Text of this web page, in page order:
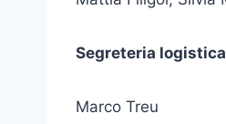
Segreteria
Marco Treu